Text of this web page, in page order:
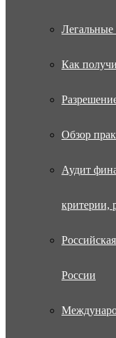
Легальные
Как
Обзор
Аудит
критерии,
России